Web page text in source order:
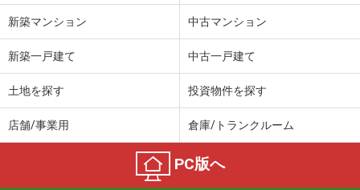
新築マンション 中古マンション
新築一戸建て 中古一戸建て
土地を探す 投資物件を探す
店舗/事業用 倉庫/トランクルーム
PC版へ